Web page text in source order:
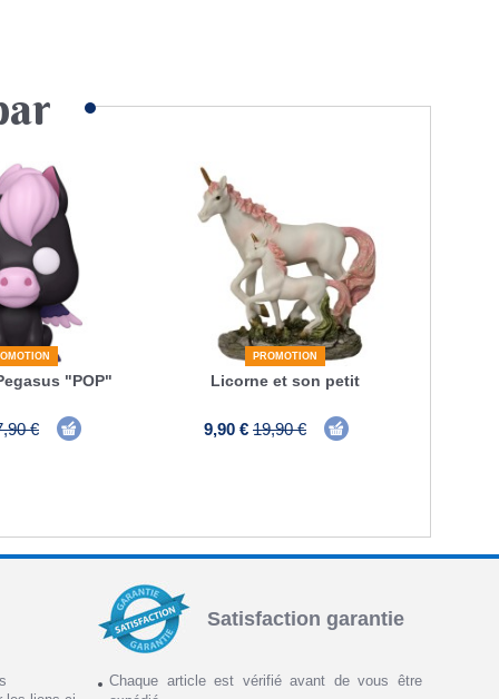
"POP"
€
PROMOTION
Licorne et son petit
9,90 € 19,90 €
Satisfaction garantie
Chaque article est vérifié avant de vous être